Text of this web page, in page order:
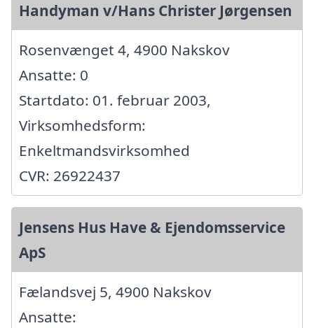
Handyman v/Hans Christer Jørgensen
Rosenvænget 4, 4900 Nakskov
Ansatte: 0
Startdato: 01. februar 2003,
Virksomhedsform:
Enkeltmandsvirksomhed
CVR: 26922437
Jensens Hus Have & Ejendomsservice
ApS
Fælandsvej 5, 4900 Nakskov
Ansatte: